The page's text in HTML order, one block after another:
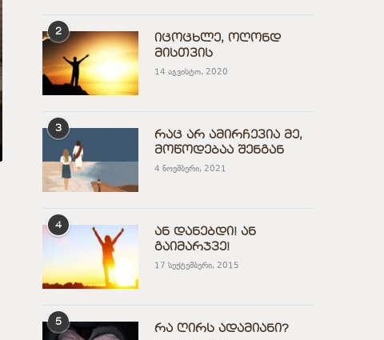
2
იცოცხლე, ოღონდ
მისთვის
14 აგვისტო, 2020
3
რაც არ ამირჩევია მე,
მოწოდებაა შენგან
4 ნოემბერი, 2021
4
ან დანებდი! ან
გაიმარჯვე!
17 სექტემბერი, 2015
5
რა ღირს ადამიანი?